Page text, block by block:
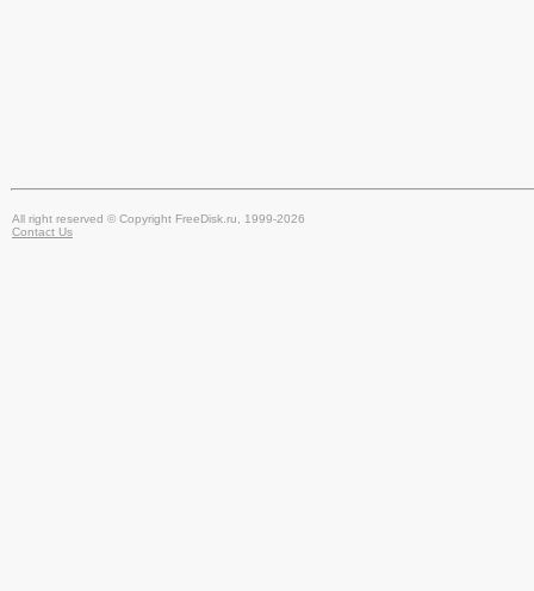
All right reserved © Copyright FreeDisk.ru, 1999-2026
Contact Us